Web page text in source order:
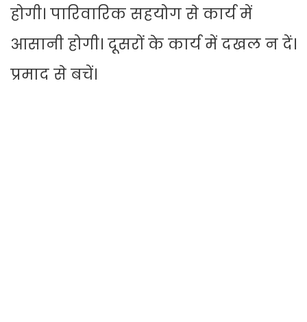
होगी। पारिवारिक सहयोग से कार्य में
आसानी होगी। दूसरों के कार्य में दखल न दें।
प्रमाद से बचें।